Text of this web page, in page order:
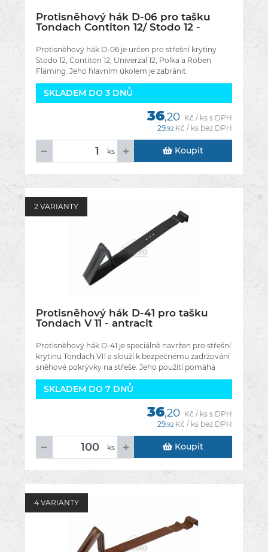
Protisněhový hák D-06 pro tašku
Tondach Contiton 12/ Stodo 12 -
Protisněhový hák D-06 je určen pro střešní krytiny
Stodo 12, Contiton 12, Univerzal 12, Polka a Röben
Fläming. Jeho hlavním úkolem je zabránit
nekontrolovanému sesuvu sněhu a ledu ze
SKLADEM DO 3 DNŮ
36,20 Kč / ks s DPH
29,92 Kč / ks bez DPH
ks Koupit
2 VARIANTY
Protisněhový hák D-41 pro tašku
Tondach V 11 - antracit
Protisněhový hák D-41 je speciálně navržen pro střešní
krytinu Tondach V11 a slouží k bezpečnému zadržování
sněhové pokrývky na střeše. Jeho použití pomáhá
zabránit
SKLADEM DO 7 DNŮ
36,20 Kč / ks s DPH
29,92 Kč / ks bez DPH
ks Koupit
4 VARIANTY